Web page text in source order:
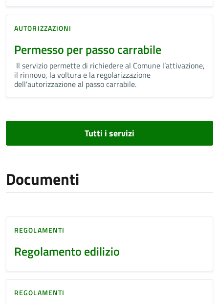
AUTORIZZAZIONI
Permesso per passo carrabile
Il servizio permette di richiedere al Comune l’attivazione,
il rinnovo, la voltura e la regolarizzazione
dell'autorizzazione al passo carrabile.
Tutti i servizi
Documenti
REGOLAMENTI
Regolamento edilizio
REGOLAMENTI